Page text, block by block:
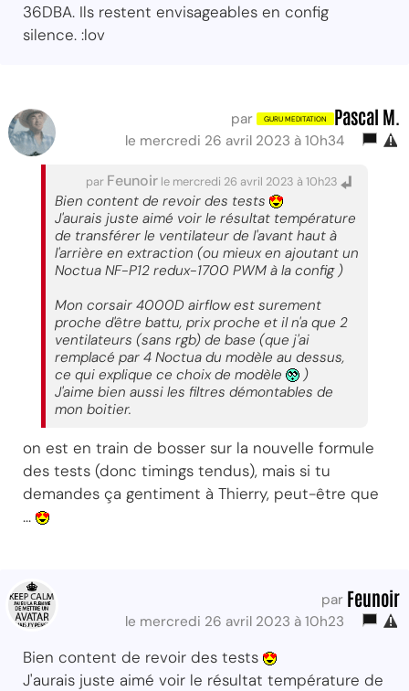
36DBA. Ils restent envisageables en config
silence. :lov
par Pascal M.
le mercredi 26 avril 2023 à 10h34
par Feunoir le mercredi 26 avril 2023 à 10h23
Bien content de revoir des tests
J'aurais juste aimé voir le résultat température
de transférer le ventilateur de l'avant haut à
l'arrière en extraction (ou mieux en ajoutant un
Noctua NF-P12 redux-1700 PWM à la config )
Mon corsair 4000D airflow est surement
proche d'être battu, prix proche et il n'a que 2
ventilateurs (sans rgb) de base (que j'ai
remplacé par 4 Noctua du modèle au dessus,
ce qui explique ce choix de modèle
)
J'aime bien aussi les filtres démontables de
mon boitier.
on est en train de bosser sur la nouvelle formule
des tests (donc timings tendus), mais si tu
demandes ça gentiment à Thierry, peut-être que
...
par Feunoir
le mercredi 26 avril 2023 à 10h23
Bien content de revoir des tests
J'aurais juste aimé voir le résultat température de